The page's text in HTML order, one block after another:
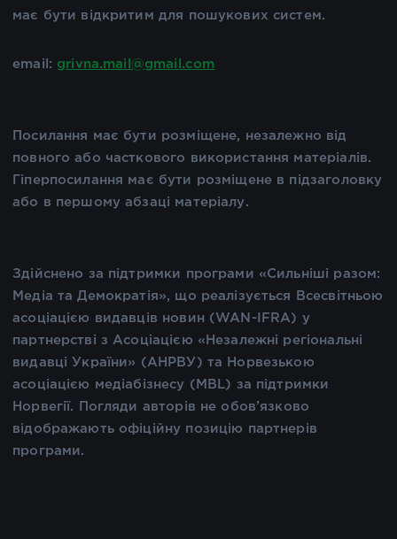
має бути відкритим для пошукових систем.
email: grivna.mail@gmail.com
Посилання має бути розміщене, незалежно від
повного або часткового використання матеріалів.
Гіперпосилання має бути розміщене в підзаголовку
або в першому абзаці матеріалу.
Здійснено за підтримки програми «Сильніші разом:
Медіа та Демократія», що реалізується Всесвітньою
асоціацією видавців новин (WAN-IFRA) у
партнерстві з Асоціацією «Незалежні регіональні
видавці України» (АНРВУ) та Норвезькою
асоціацією медіабізнесу (MBL) за підтримки
Норвегії. Погляди авторів не обов’язково
відображають офіційну позицію партнерів
програми.